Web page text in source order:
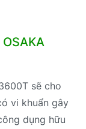
sẽ cho
vi khuẩn gây
dụng hữu